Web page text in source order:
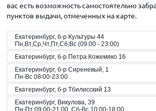
вас есть возможность самостоятельно
пунктов выдачи, отмеченных на карте.
Екатеринбург, б-р Культуры 44
Пн,Вт,Ср,Чт,Пт,Сб,Вс (09:00 - 23:00)
Екатеринбург, б-р Петра Кожемяко 16
Екатеринбург, б-р Сиреневый, 1
Пн-Вс 08:00-23:00
Екатеринбург, б-р Тбилисский 13
Екатеринбург, Викулова, 39
Пн-Пт 09:00-21:00, Сб-Вс 10:00-18:00